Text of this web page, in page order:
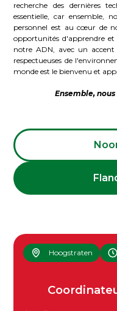
recherche des dernières
essentielle, car ensemble,
personnel est au cœur de
opportunités d'apprendre
notre ADN, avec un
respectueuses de
monde est le bienvenu et
Ensemble,
Hoogstraten